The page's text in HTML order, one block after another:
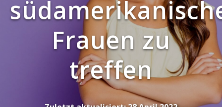
Frauen zu
treffen